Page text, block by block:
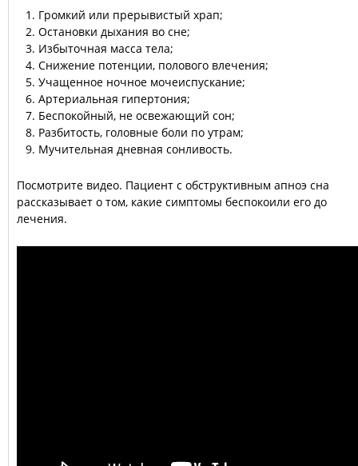
Громкий или прерывистый храп;
Остановки дыхания во сне;
Избыточная масса тела;
Снижение потенции, полового влечения;
Учащенное ночное мочеиспускание;
Артериальная гипертония;
Беспокойный, не освежающий сон;
Разбитость, головные боли по утрам;
Мучительная дневная сонливость.
Посмотрите видео. Пациент с обструктивным апноэ сна
рассказывает о том, какие симптомы беспокоили его до
лечения.